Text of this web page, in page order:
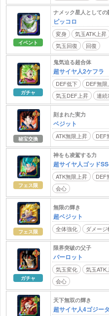
イベント
ナメック星人としての
ピッコロ
変身 気玉ATK上昇
気玉回復
回復
ガチャ
鬼気迫る超合体
超サイヤ人2ケフラ
DEF低下 DEF無
気玉DEF上昇
連続
秘宝交換
刻まれた実力
ベジット
ATK無限上昇 DEF
フェス限
神をも凌駕する力
超サイヤ人ゴッド
ATK無限上昇 DEF
会心
フェス限
無限の輝き
超ベジット
全体強化 ダメー
ガチャ
限界突破の父子
バーロット
気玉変化 気玉ATK
会心
天下無双の輝き
超サイヤ人4ゴジータ